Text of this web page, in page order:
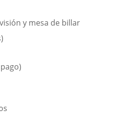
y mesa de billar